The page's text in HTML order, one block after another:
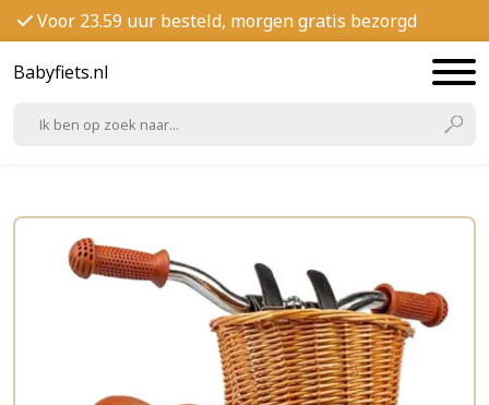
Voor 23.59 uur besteld, morgen gratis bezorgd
Babyfiets.nl